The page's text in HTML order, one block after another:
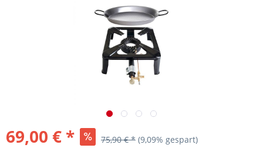
69,00 € * 75,90 € * (9,09% gespart)